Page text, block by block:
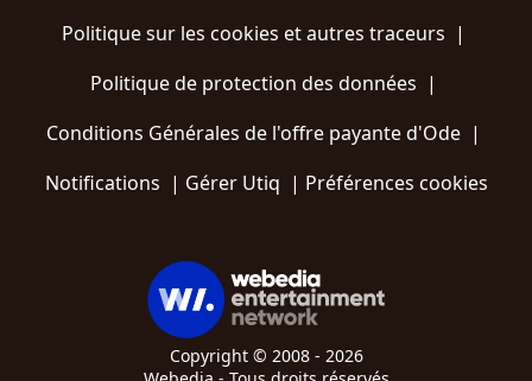
Politique sur les cookies et autres traceurs |
Politique de protection des données |
Conditions Générales de l'offre payante d'Ode |
Notifications | Gérer Utiq | Préférences cookies
Copyright © 2008 - 2026